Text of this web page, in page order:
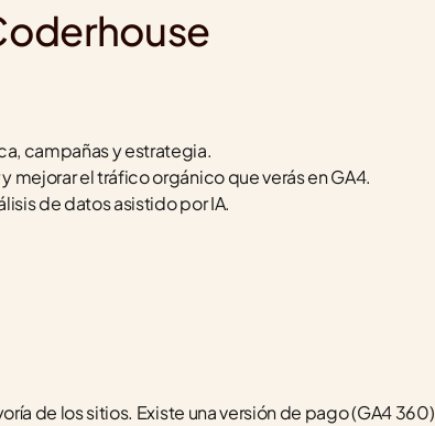
campañas y estrategia.
mejorar el tráfico orgánico que verás en GA4.
de datos asistido por IA.
de los sitios. Existe una versión de pago (GA4 360)